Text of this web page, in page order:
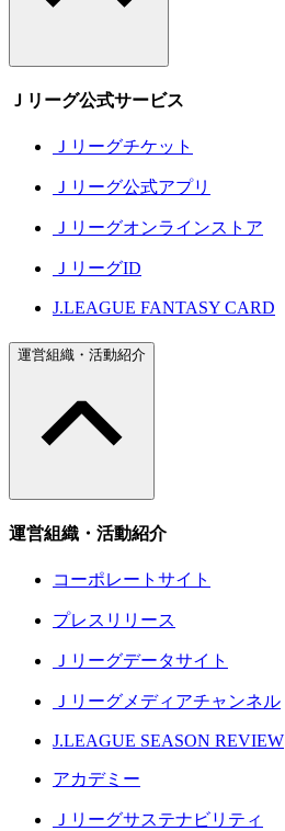
Ｊリーグ公式サービス
Ｊリーグチケット
Ｊリーグ公式アプリ
Ｊリーグオンラインストア
ＪリーグID
J.LEAGUE FANTASY CARD
運営組織・活動紹介
運営組織・活動紹介
コーポレートサイト
プレスリリース
Ｊリーグデータサイト
Ｊリーグメディアチャンネル
J.LEAGUE SEASON REVIEW
アカデミー
Ｊリーグサステナビリティ